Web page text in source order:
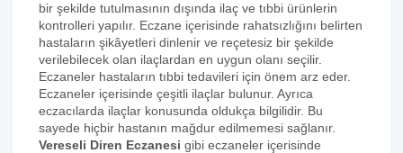
bir şekilde tutulmasının dışında ilaç ve tıbbi ürünlerin
kontrolleri yapılır. Eczane içerisinde rahatsızlığını belirten
hastaların şikâyetleri dinlenir ve reçetesiz bir şekilde
verilebilecek olan ilaçlardan en uygun olanı seçilir.
Eczaneler hastaların tıbbi tedavileri için önem arz eder.
Eczaneler içerisinde çeşitli ilaçlar bulunur. Ayrıca
eczacılarda ilaçlar konusunda oldukça bilgilidir. Bu
sayede hiçbir hastanın mağdur edilmemesi sağlanır.
Vereseli Diren Eczanesi gibi eczaneler içerisinde